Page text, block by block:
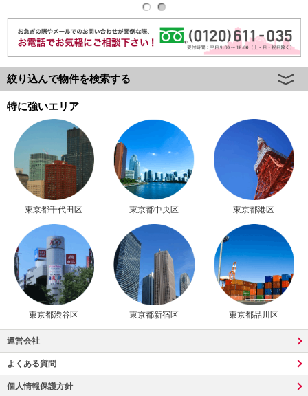
絞り込んで物件を検索する
特に強いエリア
東京都千代田区 東京都中央区 東京都港区
東京都渋谷区 東京都新宿区 東京都品川区
運営会社
よくある質問
個人情報保護方針